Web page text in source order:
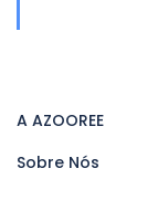
A AZOOREE
Sobre Nós